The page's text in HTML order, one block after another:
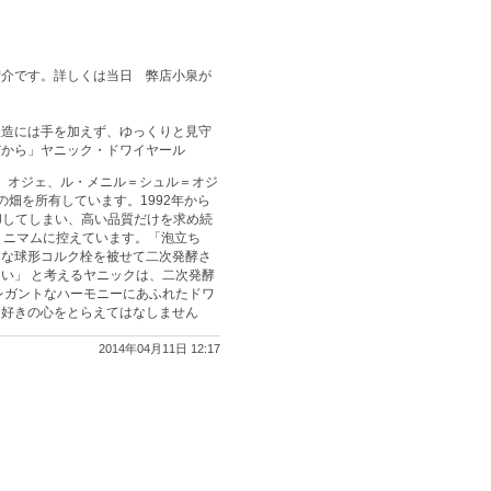
です。詳しくは当日 弊店小泉が
には手を加えず、ゆっくりと見守
ら」ヤニック・ドワイヤール
ジェ、ル・メニル＝シュル＝オジ
を所有しています。1992年から
てしまい、高い品質だけを求め続
マムに控えています。「泡立ち
球形コルク栓を被せて二次発酵さ
」 と考えるヤニックは、二次発酵
ントなハーモニーにあふれたドワ
きの心をとらえてはなしません
2014年04月11日 12:17